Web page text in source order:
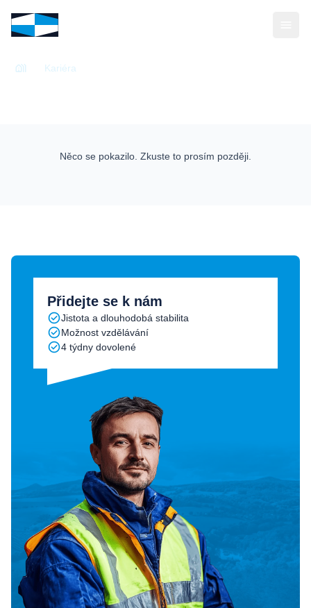
Kariéra
Něco se pokazilo. Zkuste to prosím později.
Přidejte se k nám
Jistota a dlouhodobá stabilita
Možnost vzdělávání
4 týdny dovolené